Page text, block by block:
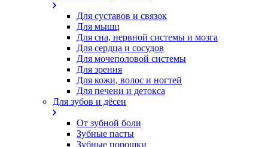
Для суставов и связок
Для мышц
Для сна, нервной системы и мозга
Для сердца и сосудов
Для мочеполовой системы
Для зрения
Для кожи, волос и ногтей
Для печени и детокса
Для зубов и дёсен
От зубной боли
Зубные пасты
Зубные порошки